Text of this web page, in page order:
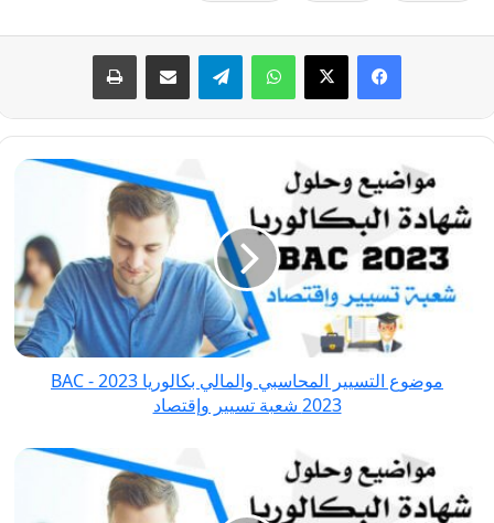
فيسبوك
‫X واتسابتيلقراممشاركة عبر البريد طباعة
موضوع
المحاسبي
والمالي
بكالوريا
2023
2023 شعبة
موضوع التسيير المحاسبي والمالي بكالوريا 2023 - BAC
2023 شعبة تسيير وإقتصاد
موضوع
الإقتصـاد